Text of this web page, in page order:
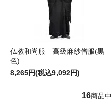
仏教和尚服 高級麻紗僧服(黒
色)
8,265円(税込9,092円)
16商品中